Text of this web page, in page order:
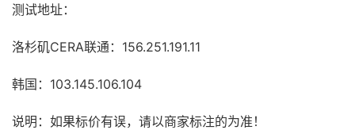
测试地址：
洛杉矶CERA联通：156.251.191.11
韩国：103.145.106.104
说明：如果标价有误，请以商家标注的为准！